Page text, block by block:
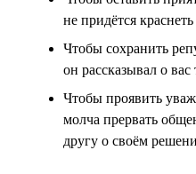
не придётся
Чтобы сохранить
он рассказывал о вас
Чтобы проявить
молча прервать
другу о своём